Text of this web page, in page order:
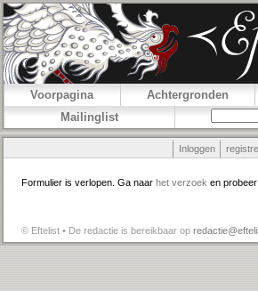
Voorpagina Achtergronden
Mailinglist
Inloggen
Formulier is verlopen. Ga naar het verzoek en probeer
© Eftelist • De redactie is bereikbaar op